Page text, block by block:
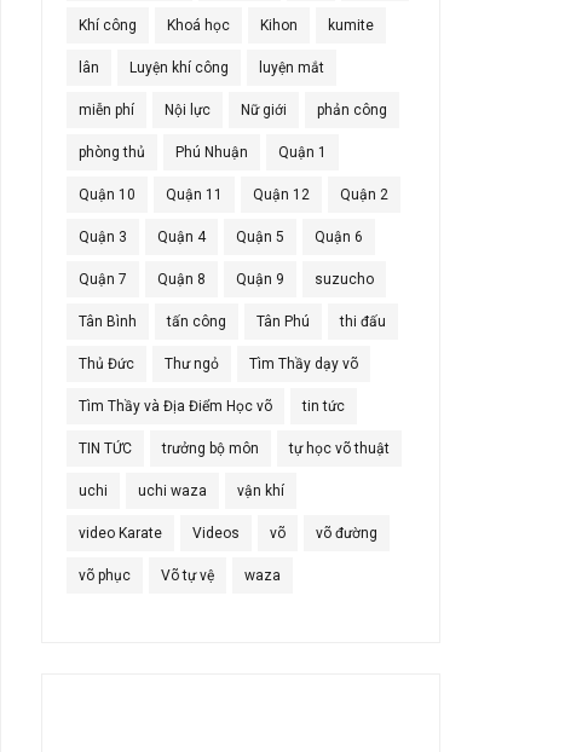
Khí công Khoá học Kihon kumite
lân Luyện khí công luyện mắt
miễn phí Nội lực Nữ giới phản công
phòng thủ Phú Nhuận Quận 1
Quận 10 Quận 11 Quận 12 Quận 2
Quận 3 Quận 4 Quận 5 Quận 6
Quận 7 Quận 8 Quận 9 suzucho
Tân Bình tấn công Tân Phú thi đấu
Thủ Đức Thư ngỏ Tìm Thầy dạy võ
Tìm Thầy và Địa Điểm Học võ tin tức
TIN TỨC trưởng bộ môn tự học võ thuật
uchi uchi waza vận khí
video Karate Videos võ võ đường
võ phục Võ tự vệ waza